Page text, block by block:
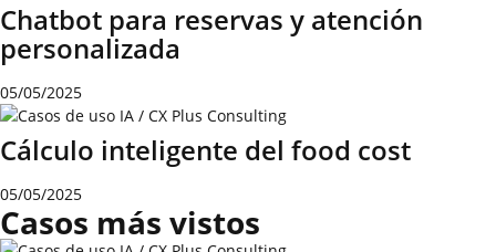
Chatbot para reservas y atención
personalizada
05/05/2025
Cálculo inteligente del food cost
05/05/2025
Casos más vistos